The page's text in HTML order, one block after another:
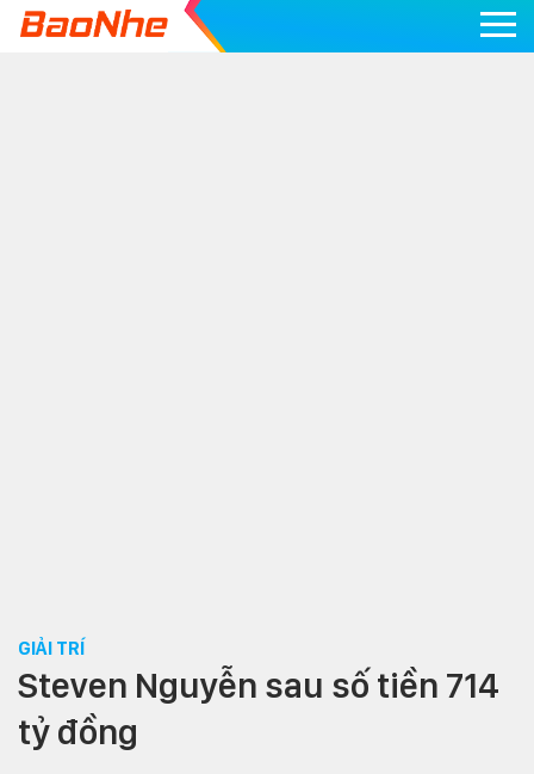
GIẢI TRÍ
Steven Nguyễn sau số tiền 714
tỷ đồng